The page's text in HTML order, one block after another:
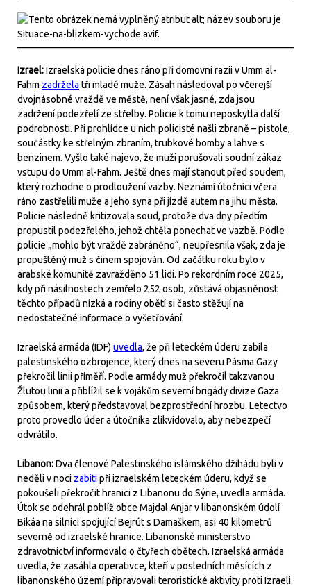
Izrael:Izraelská policie dnes ráno při domovní razii v Umm al-
Fahm zadržela tři mladé muže. Zásah následoval po včerejší
dvojnásobné vraždě ve městě, není však jasné, zda jsou
zadržení podezřelí ze střelby. Policie k tomu neposkytla další
podrobnosti. Při prohlídce u nich policisté našli zbraně – pistole,
součástky ke střelným zbraním, trubkové bomby a lahve s
benzinem. Vyšlo také najevo, že muži porušovali soudní zákaz
vstupu do Umm al-Fahm. Ještě dnes mají stanout před soudem,
který rozhodne o prodloužení vazby. Neznámí útočníci včera
ráno zastřelili muže a jeho syna při jízdě autem na jihu města.
Policie následně kritizovala soud, protože dva dny předtím
propustil podezřelého, jehož chtěla ponechat ve vazbě. Podle
policie „mohlo být vraždě zabráněno“, neupřesnila však, zda je
propuštěný muž s činem spojován. Od začátku roku bylo v
arabské komunitě zavražděno 51 lidí. Po rekordním roce 2025,
kdy při násilnostech zemřelo 252 osob, zůstává objasněnost
těchto případů nízká a rodiny obětí si často stěžují na
nedostatečné informace o vyšetřování.
Izraelská armáda (IDF) uvedla, že při leteckém úderu zabila
palestinského ozbrojence, který dnes na severu Pásma Gazy
překročil linii příměří. Podle armády muž překročil takzvanou
Žlutou linii a přiblížil se k vojákům severní brigády divize Gaza
způsobem, který představoval bezprostřední hrozbu. Letectvo
proto provedlo úder a útočníka zlikvidovalo, aby nebezpečí
odvrátilo.
Libanon:Dva členové Palestinského islámského džihádu byli v
neděli v noci zabitipři izraelském leteckém úderu, když se
pokoušeli překročit hranici z Libanonu do Sýrie, uvedla armáda.
Útok se odehrál poblíž obce Majdal Anjar v libanonském údolí
Bikáa na silnici spojující Bejrút s Damaškem, asi 40 kilometrů
severně od izraelské hranice. Libanonské ministerstvo
zdravotnictví informovalo o čtyřech obětech. Izraelská armáda
uvedla, že zasáhla operativce, kteří v posledních měsících z
libanonského území připravovali teroristické aktivity proti Izraeli.